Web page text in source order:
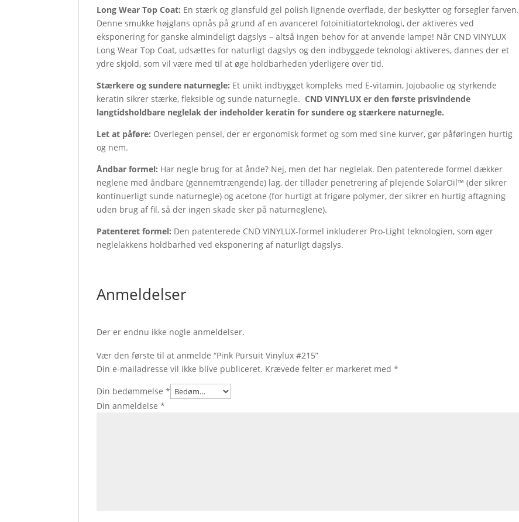
Long Wear Top Coat: En stærk og glansfuld gel polish lignende overflade, der beskytter og forsegler farven.
Denne smukke højglans opnås på grund af en avanceret fotoinitiatorteknologi, der aktiveres ved
eksponering for ganske almindeligt dagslys – altså ingen behov for at anvende lampe! Når CND VINYLUX
Long Wear Top Coat, udsættes for naturligt dagslys og den indbyggede teknologi aktiveres, dannes der et
ydre skjold, som vil være med til at øge holdbarheden yderligere over tid.
Stærkere og sundere naturnegle: Et unikt indbygget kompleks med E-vitamin, Jojobaolie og styrkende
keratin sikrer stærke, fleksible og sunde naturnegle.CND VINYLUX er den første prisvindende
langtidsholdbare neglelak der indeholder keratin for sundere og stærkere naturnegle.
Let at påføre: Overlegen pensel, der er ergonomisk formet og som med sine kurver, gør påføringen hurtig
og nem.
Åndbar formel: Har negle brug for at ånde? Nej, men det har neglelak. Den patenterede formel dækker
neglene med åndbare (gennemtrængende) lag, der tillader penetrering af plejende SolarOil™ (der sikrer
kontinuerligt sunde naturnegle) og acetone (for hurtigt at frigøre polymer, der sikrer en hurtig aftagning
uden brug af fil, så der ingen skade sker på naturneglene).
Patenteret formel: Den patenterede CND VINYLUX-formel inkluderer Pro-Light teknologien, som øger
neglelakkens holdbarhed ved eksponering af naturligt dagslys.
Anmeldelser
Der er endnu ikke nogle anmeldelser.
Vær den første til at anmelde “Pink Pursuit Vinylux #215”
Din e-mailadresse vil ikke blive publiceret. Krævede felter er markeret med*
Din bedømmelse*
Din anmeldelse*